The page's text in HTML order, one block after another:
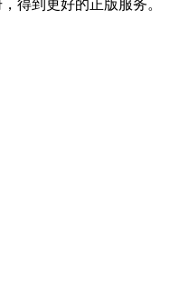
得到更好的正版服务。